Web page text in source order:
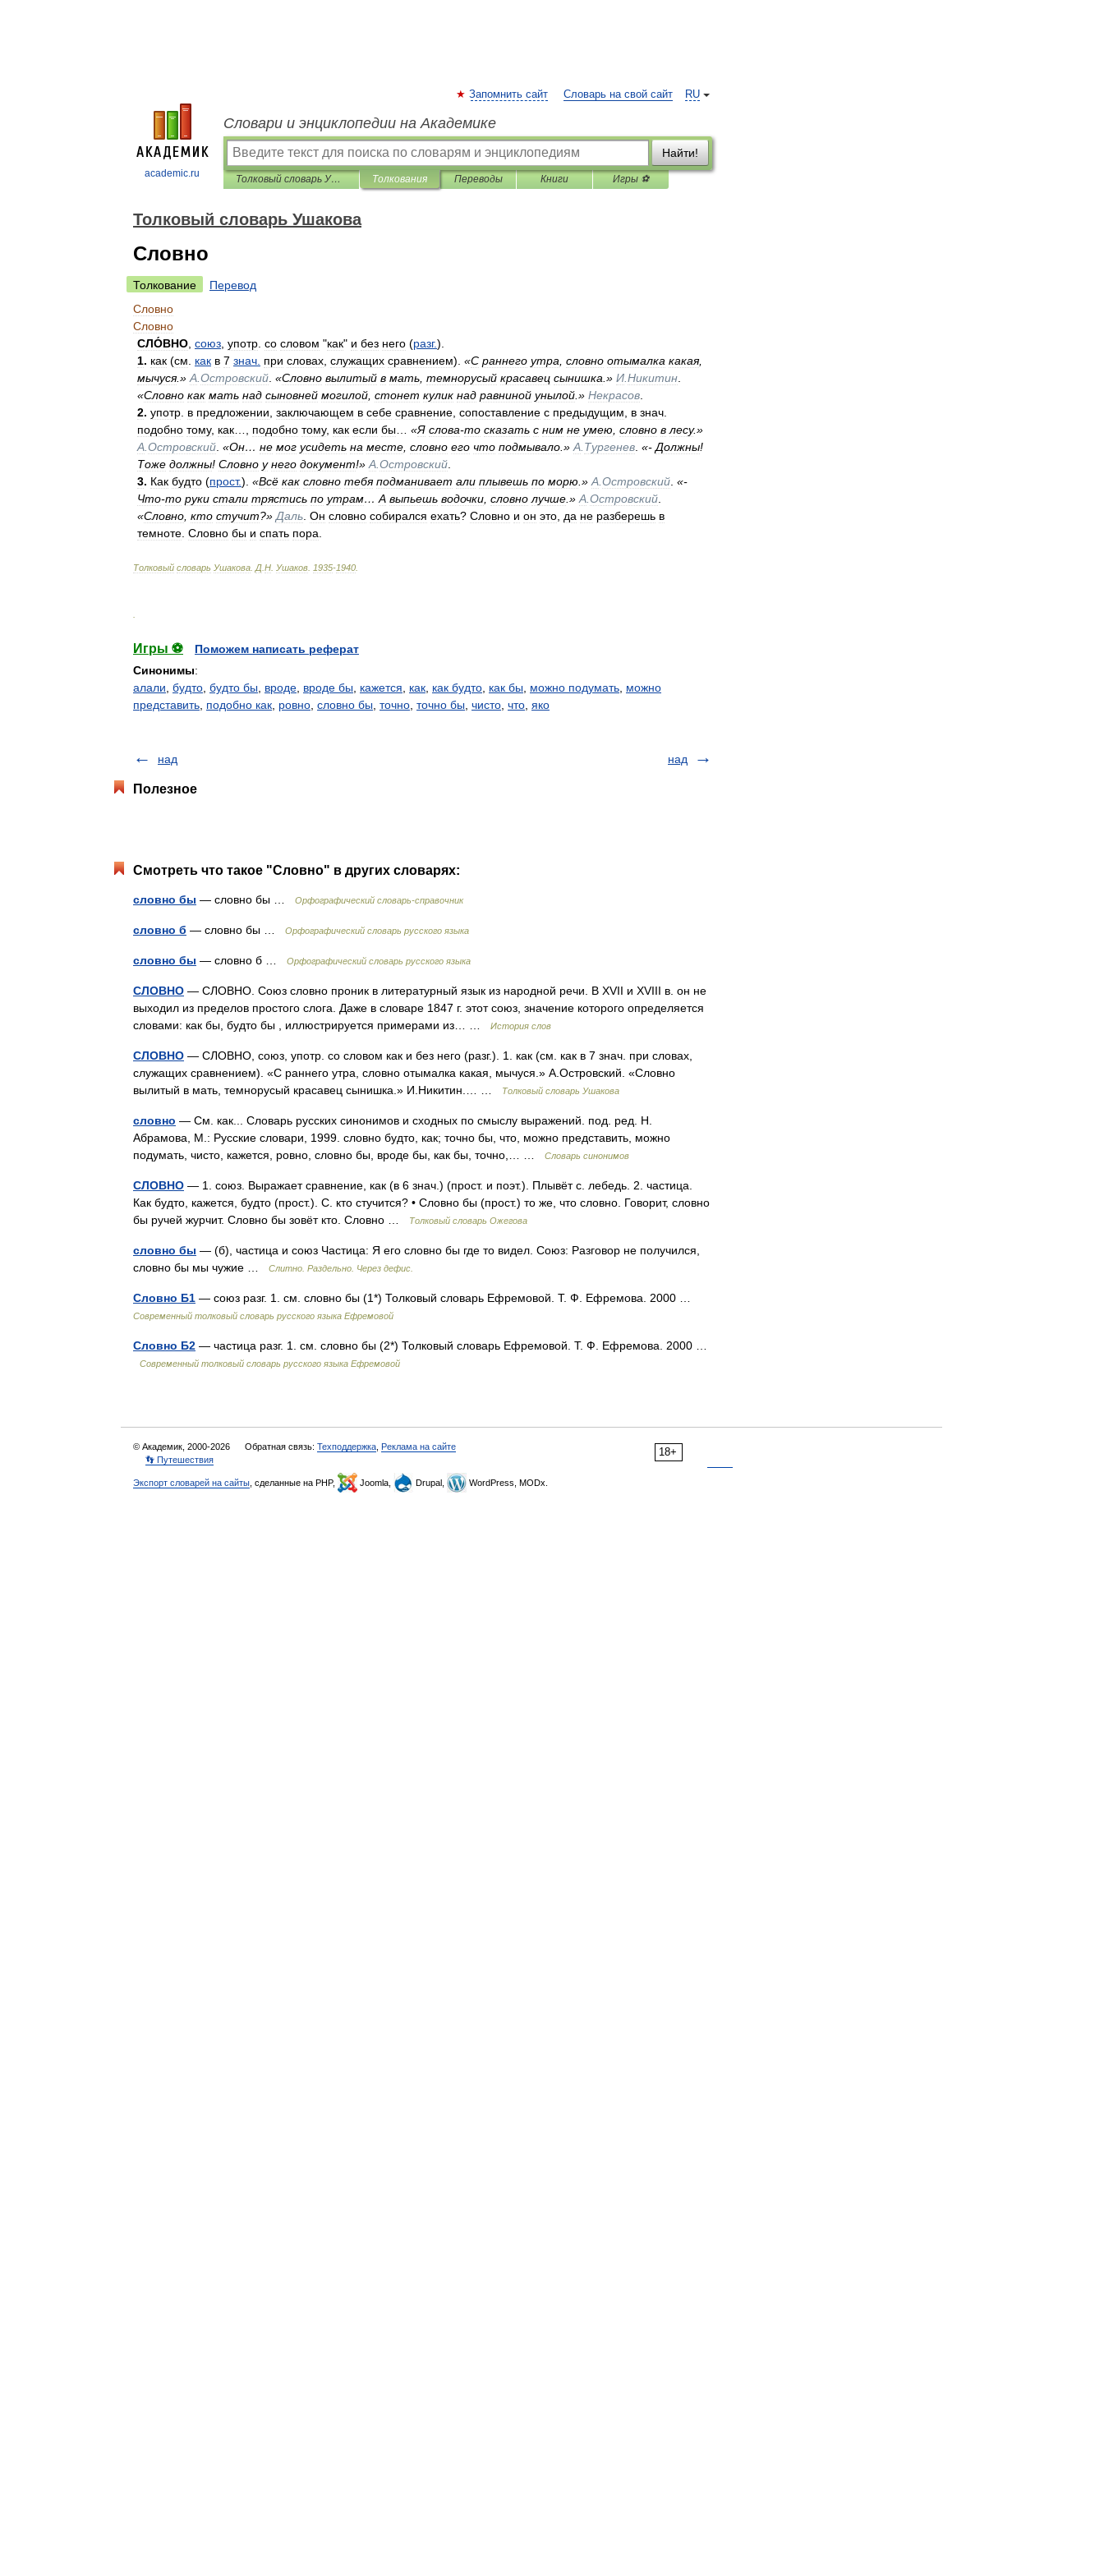
academic.ru
RU
Запомнить сайт Словарь на свой сайт
Словари и энциклопедии на Академике
Найти!
Толковый словарь Ушакова Толкования Переводы Книги Игры ⚽
Толковый словарь Ушакова
Словно
Толкование
Перевод
Словно
Словно
СЛО́ВНО союз употр со словом "как" и без него (разг.).
1. как (см как в 7 знач при словах служащих сравнением). «С раннего утра словно отымалка какая,
мычуся.» А Островский «Словно вылитый в мать темнорусый красавец сынишка .» И Никитин
«Словно как мать над сыновней могилой стонет кулик над равниной унылой .» Некрасов
2. употр в предложении заключающем в себе сравнение сопоставление с предыдущим в знач
подобно тому, как подобно тому, как если бы «Я слова-то сказать с ним не умею словно в лесу.»
А Островский «Он… не мог усидеть на месте словно его что подмывало .» А Тургенев «- Должны!
Тоже должны! Словно у него документ!» А Островский
3. Как будто (прост.). «Всё как словно тебя подманивает али плывешь по морю .» А Островский «-
Что-то руки стали трястись по утрам… А выпьешь водочки словно лучше .» А Островский
«Словно кто стучит?» Даль Он словно собирался ехать? Словно и он это да не разберешь в
темноте Словно бы и спать пора
Толковый словарь Ушакова Д Н Ушаков 1935-1940
Игры ⚽
Поможем написать реферат
Синонимы:
алали будто будто бы вроде вроде бы кажется как как будто как бы можно подумать можно
представить подобно как ровно словно бы точно точно бы чисто что яко
над над
Полезное
Смотреть что такое "Словно" в других словарях:
словно бы — словно бы … Орфографический словарь-справочник
словно б — словно бы … Орфографический словарь русского языка
словно бы — словно б … Орфографический словарь русского языка
СЛОВНО — СЛОВНО. Союз словно проник в литературный язык из народной речи. В XVII и XVIII в. он не
выходил из пределов простого слога. Даже в словаре 1847 г. этот союз, значение которого определяется
словами: как бы, будто бы , иллюстрируется примерами из… …
История слов
СЛОВНО — СЛОВНО, союз, употр. со словом как и без него (разг.). 1. как (см. как в 7 знач. при словах,
служащих сравнением). «С раннего утра, словно отымалка какая, мычуся.» А.Островский. «Словно
вылитый в мать, темнорусый красавец сынишка.» И.Никитин.… …
Толковый словарь Ушакова
словно — См. как... Словарь русских синонимов и сходных по смыслу выражений. под. ред. Н.
Абрамова, М.: Русские словари, 1999. словно будто, как; точно бы, что, можно представить, можно
подумать, чисто, кажется, ровно, словно бы, вроде бы, как бы, точно,… …
Словарь синонимов
СЛОВНО — 1. союз. Выражает сравнение, как (в 6 знач.) (прост. и поэт.). Плывёт с. лебедь. 2. частица.
Как будто, кажется, будто (прост.). С. кто стучится? • Словно бы (прост.) то же, что словно. Говорит, словно
бы ручей журчит. Словно бы зовёт кто. Словно …
Толковый словарь Ожегова
словно бы — (б), частица и союз Частица: Я его словно бы где то видел. Союз: Разговор не получился,
словно бы мы чужие …
Слитно. Раздельно. Через дефис.
Словно Б1 — союз разг. 1. см. словно бы (1*) Толковый словарь Ефремовой. Т. Ф. Ефремова. 2000 …
Современный толковый словарь русского языка Ефремовой
Словно Б2 — частица разг. 1. см. словно бы (2*) Толковый словарь Ефремовой. Т. Ф. Ефремова. 2000 …
Современный толковый словарь русского языка Ефремовой
18+
© Академик, 2000-2026 Обратная связь: Техподдержка Реклама на сайте
👣 Путешествия
Экспорт словарей на сайты , сделанные на PHP, Joomla, Drupal, WordPress, MODx.